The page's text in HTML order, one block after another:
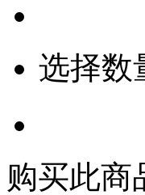
选择数
购买此商